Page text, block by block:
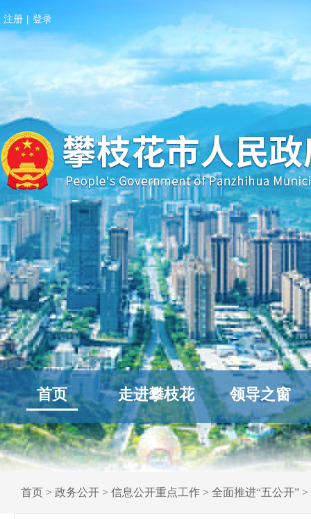
注册 | 登录
首页 走进攀枝花 领导之窗
首页 > 政务公开 > 信息公开重点工作 > 全面推进“五公开” >